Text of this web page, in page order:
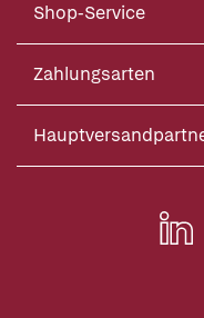
Shop-Service
Zahlungsarten